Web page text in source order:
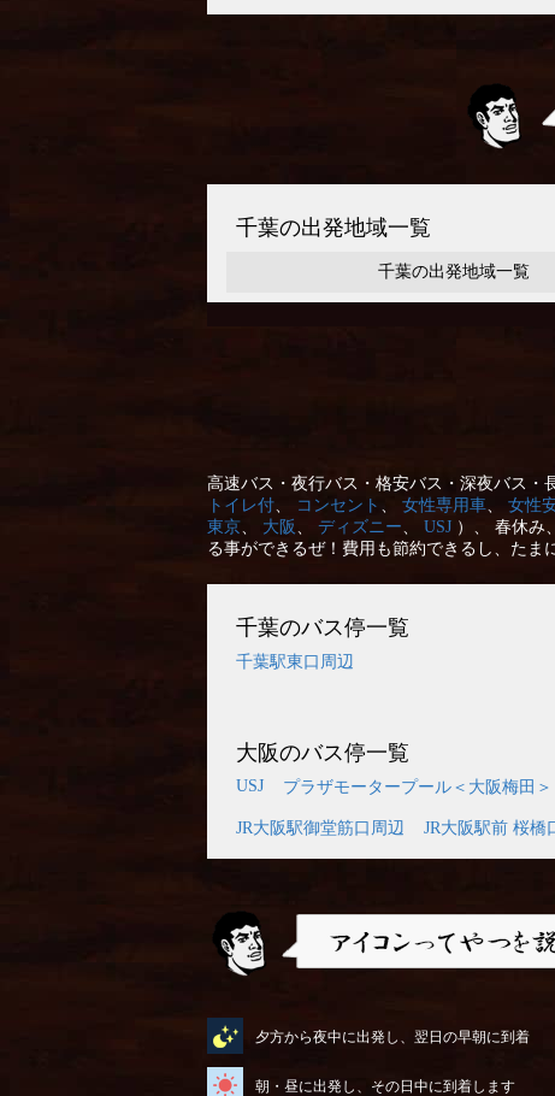
千葉の出発地域一覧
千葉の出発地域一覧
高速バス・夜行バス・格安バス・深夜バス
トイレ付、 コンセント 、 女性専用車、 女性
東京、 大阪 、 ディズニー、 USJ ）、 春休み
る事ができるぜ！費用も節約できるし、た
千葉のバス停一覧
千葉駅東口周辺
大阪のバス停一覧
USJ プラザモータープール＜大阪梅田＞
JR大阪駅御堂筋口周辺 JR大阪駅前 桜橋
夕方から夜中に出発し、翌日の早朝に到着
朝・昼に出発し、その日中に到着します